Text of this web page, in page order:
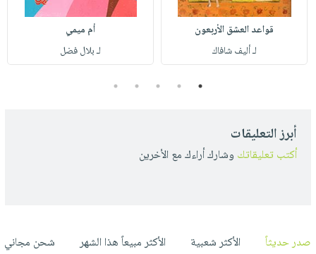
قواعد العشق الأربعون
لـ أليف شافاك
أم ميمي
لـ بلال فضل
1
2
3
4
5
أبرز التعليقات
أكتب تعليقاتك وشارك أراءك مع الأخرين
صدر حديثاً الأكثر شعبية الأكثر مبيعاً هذا الشهر شحن مجاني